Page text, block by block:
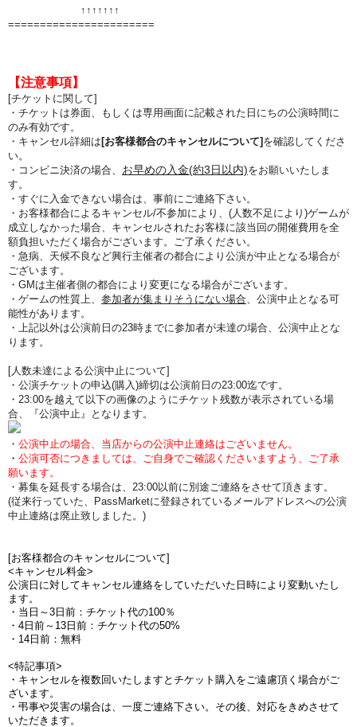
↑↑ ↑↑ ↑↑ ↑
=======================
【注意事項】
[チケットに関して]
・チケットは券面、もしくは専用画面に記載された日にちの公演時間に
のみ有効です。
・キャンセル詳細は [お客様都合のキャンセルについて] を確認してくださ
い。
・コンビニ決済の場合、 お早めの入金(約3日以内)をお願いいたしま
す。
・すぐに入金できない場合は、事前にご連絡下さい。
・お客様都合によるキャンセル/不参加により、(人数不足により)ゲームが
成立しなかった場合、キャンセルされたお客様に該当回の開催費用を全
額負担いただく場合がございます。ご了承ください。
・急病、天候不良など興行主催者の都合により公演が中止となる場合が
ございます。
・GMは主催者側の都合により変更になる場合がございます。
・ゲームの性質上、 参加者が集まりそうにない場合、公演中止となる可
能性があります。
・上記以外は公演前日の23時までに参加者が未達の場合、公演中止とな
ります。
[人数未達による公演中止について]
・公演チケットの申込(購入)締切は公演前日の23:00迄です。
・23:00を越えて以下の画像のようにチケット残数が表示されている場
合、『公演中止』となります。
・ 公演中止の場合、当店からの公演中止連絡はございません。
・ 公演可否につきましては、ご自身でご確認くださいますよう、ご了承
願います。
・募集を延長する場合は、23:00以前に別途ご連絡をさせて頂きます。
(従来行っていた、PassMarketに登録されているメールアドレスへの公演
中止連絡は廃止致しました。)
[お客様都合のキャンセルについて]
<キャンセル料金>
公演日に対してキャンセル連絡をしていただいた日時により変動いたし
ます。
・当日～3日前：チケット代の100％
・4日前～13日前：チケット代の50%
・14日前：無料
<特記事項>
・キャンセルを複数回いたしますとチケット購入をご遠慮頂く場合がご
ざいます。
・弔事や災害の場合は、一度ご連絡下さい。その後、対応をきめさせて
いただきます。